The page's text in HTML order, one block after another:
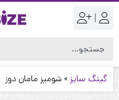
|
گینگ سایز »شومیز مامان دوز